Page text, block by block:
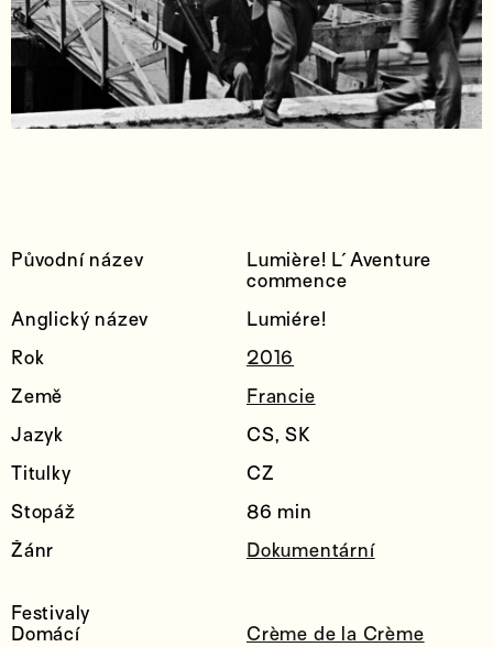
Původní název
Lumière! L´Aventure
commence
Anglický název
Lumiére!
Rok
2016
Země
Francie
Jazyk
CS, SK
Titulky
CZ
Stopáž
86 min
Žánr
Dokumentární
Festivaly
Domácí
Crème de la Crème